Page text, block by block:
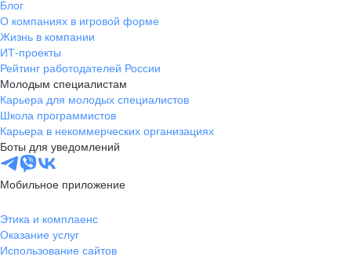
Блог
О компаниях в игровой форме
Жизнь в компании
ИТ-проекты
Рейтинг работодателей России
Молодым специалистам
Карьера для молодых специалистов
Школа программистов
Карьера в некоммерческих организациях
Боты для уведомлений
Мобильное приложение
Этика и комплаенс
Оказание услуг
Использование сайтов